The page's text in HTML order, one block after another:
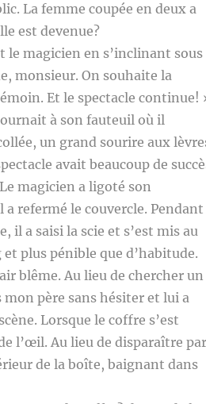
La femme coupée en deux a
est devenue?
le magicien en s’inclinant sous
monsieur. On souhaite la
Et le spectacle continue!
à son fauteuil où il
un grand sourire aux
avait beaucoup de
magicien a ligoté son
a refermé le couvercle. Pendant
a saisi la scie et s’est mis au
plus pénible que d’habitude.
blême. Au lieu de chercher un
père sans hésiter et lui a
Lorsque le coffre s’est
l’œil. Au lieu de disparaître par
de la boîte, baignant dans